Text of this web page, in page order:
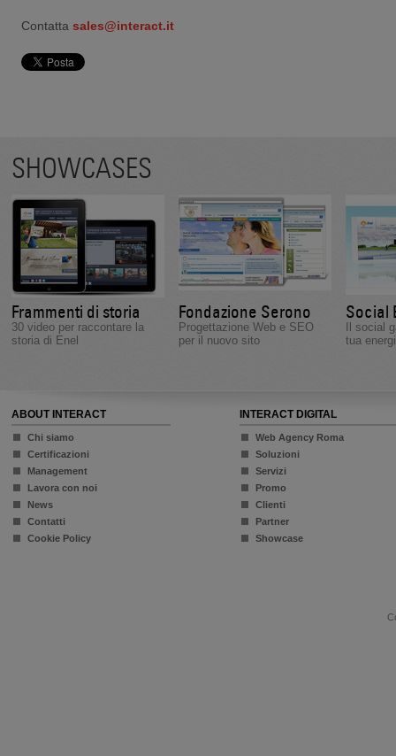
Contatta sales@interact.it
SHOWCASES
Frammenti di storia
30 video per raccontare la
storia di Enel
Fondazione Serono
Progettazione Web e SEO
per il nuovo sito
Social
Il social
tua
ABOUT INTERACT
Chi siamo
Certificazioni
Management
Lavora con noi
News
Contatti
Cookie Policy
INTERACT DIGITAL
Web Agency Roma
Soluzioni
Servizi
Promo
Clienti
Partner
Showcase